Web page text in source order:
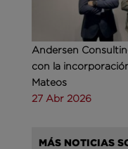
Andersen
con la
Mateos
27 Abr 2026
MÁS NOTICIAS